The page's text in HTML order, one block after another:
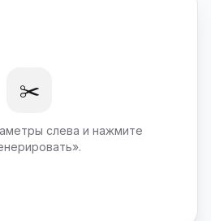
✂️
слева и нажмите